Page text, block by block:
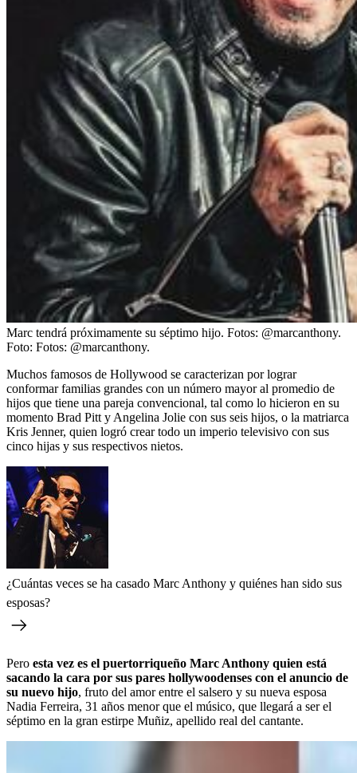
Marc tendrá próximamente su séptimo hijo. Fotos: @marcanthony.
Foto: Fotos: @marcanthony.
Muchos famosos de Hollywood se caracterizan por lograr
conformar familias grandes con un número mayor al promedio de
hijos que tiene una pareja convencional, tal como lo hicieron en su
momento Brad Pitt y Angelina Jolie con sus seis hijos, o la matriarca
Kris Jenner, quien logró crear todo un imperio televisivo con sus
cinco hijas y sus respectivos nietos.
¿Cuántas veces se ha casado Marc Anthony y quiénes han sido sus
esposas?
Pero esta vez es el puertorriqueño Marc Anthony quien está
sacando la cara por sus pares hollywoodenses con el anuncio de
su nuevo hijo, fruto del amor entre el salsero y su nueva esposa
Nadia Ferreira, 31 años menor que el músico, que llegará a ser el
séptimo en la gran estirpe Muñiz, apellido real del cantante.